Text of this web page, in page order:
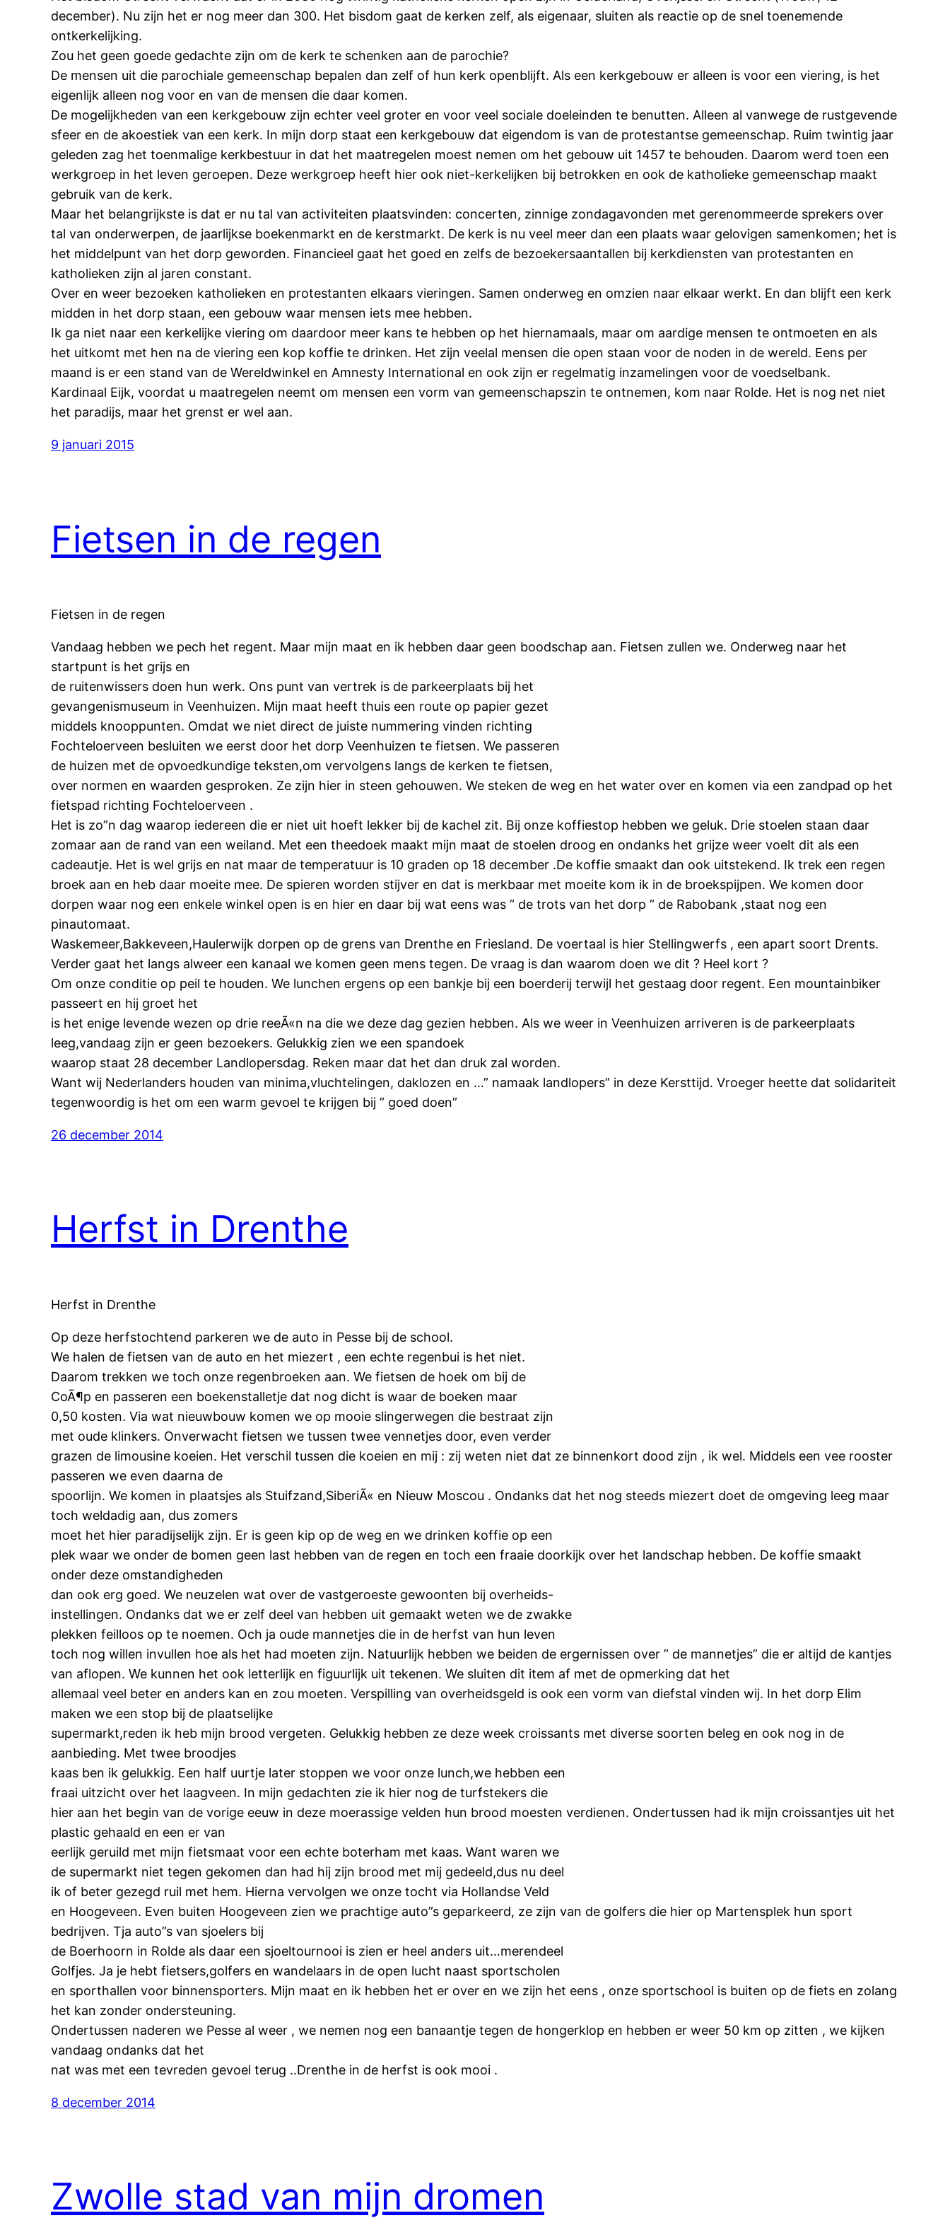
december). Nu zijn het er nog meer dan 300. Het bisdom gaat de kerken zelf, als eigenaar, sluiten als reactie op de snel toenemende
ontkerkelijking.
Zou het geen goede gedachte zijn om de kerk te schenken aan de parochie?
De mensen uit die parochiale gemeenschap bepalen dan zelf of hun kerk openblijft. Als een kerkgebouw er alleen is voor een viering, is het
eigenlijk alleen nog voor en van de mensen die daar komen.
De mogelijkheden van een kerkgebouw zijn echter veel groter en voor veel sociale doeleinden te benutten. Alleen al vanwege de rustgevende
sfeer en de akoestiek van een kerk. In mijn dorp staat een kerkgebouw dat eigendom is van de protestantse gemeenschap. Ruim twintig jaar
geleden zag het toenmalige kerkbestuur in dat het maatregelen moest nemen om het gebouw uit 1457 te behouden. Daarom werd toen een
werkgroep in het leven geroepen. Deze werkgroep heeft hier ook niet-kerkelijken bij betrokken en ook de katholieke gemeenschap maakt
gebruik van de kerk.
Maar het belangrijkste is dat er nu tal van activiteiten plaatsvinden: concerten, zinnige zondagavonden met gerenommeerde sprekers over
tal van onderwerpen, de jaarlijkse boekenmarkt en de kerstmarkt. De kerk is nu veel meer dan een plaats waar gelovigen samenkomen; het is
het middelpunt van het dorp geworden. Financieel gaat het goed en zelfs de bezoekersaantallen bij kerkdiensten van protestanten en
katholieken zijn al jaren constant.
Over en weer bezoeken katholieken en protestanten elkaars vieringen. Samen onderweg en omzien naar elkaar werkt. En dan blijft een kerk
midden in het dorp staan, een gebouw waar mensen iets mee hebben.
Ik ga niet naar een kerkelijke viering om daardoor meer kans te hebben op het hiernamaals, maar om aardige mensen te ontmoeten en als
het uitkomt met hen na de viering een kop koffie te drinken. Het zijn veelal mensen die open staan voor de noden in de wereld. Eens per
maand is er een stand van de Wereldwinkel en Amnesty International en ook zijn er regelmatig inzamelingen voor de voedselbank.
Kardinaal Eijk, voordat u maatregelen neemt om mensen een vorm van gemeenschapszin te ontnemen, kom naar Rolde. Het is nog net niet
het paradijs, maar het grenst er wel aan.
9 januari 2015
Fietsen in de regen
Fietsen in de regen
Vandaag hebben we pech het regent. Maar mijn maat en ik hebben daar geen boodschap aan. Fietsen zullen we. Onderweg naar het
startpunt is het grijs en
de ruitenwissers doen hun werk. Ons punt van vertrek is de parkeerplaats bij het
gevangenismuseum in Veenhuizen. Mijn maat heeft thuis een route op papier gezet
middels knooppunten. Omdat we niet direct de juiste nummering vinden richting
Fochteloerveen besluiten we eerst door het dorp Veenhuizen te fietsen. We passeren
de huizen met de opvoedkundige teksten,om vervolgens langs de kerken te fietsen,
over normen en waarden gesproken. Ze zijn hier in steen gehouwen. We steken de weg en het water over en komen via een zandpad op het
fietspad richting Fochteloerveen .
Het is zo”n dag waarop iedereen die er niet uit hoeft lekker bij de kachel zit. Bij onze koffiestop hebben we geluk. Drie stoelen staan daar
zomaar aan de rand van een weiland. Met een theedoek maakt mijn maat de stoelen droog en ondanks het grijze weer voelt dit als een
cadeautje. Het is wel grijs en nat maar de temperatuur is 10 graden op 18 december .De koffie smaakt dan ook uitstekend. Ik trek een regen
broek aan en heb daar moeite mee. De spieren worden stijver en dat is merkbaar met moeite kom ik in de broekspijpen. We komen door
dorpen waar nog een enkele winkel open is en hier en daar bij wat eens was ” de trots van het dorp ” de Rabobank ,staat nog een
pinautomaat.
Waskemeer,Bakkeveen,Haulerwijk dorpen op de grens van Drenthe en Friesland. De voertaal is hier Stellingwerfs , een apart soort Drents.
Verder gaat het langs alweer een kanaal we komen geen mens tegen. De vraag is dan waarom doen we dit ? Heel kort ?
Om onze conditie op peil te houden. We lunchen ergens op een bankje bij een boerderij terwijl het gestaag door regent. Een mountainbiker
passeert en hij groet het
is het enige levende wezen op drie reeÃ«n na die we deze dag gezien hebben. Als we weer in Veenhuizen arriveren is de parkeerplaats
leeg,vandaag zijn er geen bezoekers. Gelukkig zien we een spandoek
waarop staat 28 december Landlopersdag. Reken maar dat het dan druk zal worden.
Want wij Nederlanders houden van minima,vluchtelingen, daklozen en …” namaak landlopers” in deze Kersttijd. Vroeger heette dat solidariteit
tegenwoordig is het om een warm gevoel te krijgen bij ” goed doen”
26 december 2014
Herfst in Drenthe
Herfst in Drenthe
Op deze herfstochtend parkeren we de auto in Pesse bij de school.
We halen de fietsen van de auto en het miezert , een echte regenbui is het niet.
Daarom trekken we toch onze regenbroeken aan. We fietsen de hoek om bij de
CoÃ¶p en passeren een boekenstalletje dat nog dicht is waar de boeken maar
0,50 kosten. Via wat nieuwbouw komen we op mooie slingerwegen die bestraat zijn
met oude klinkers. Onverwacht fietsen we tussen twee vennetjes door, even verder
grazen de limousine koeien. Het verschil tussen die koeien en mij : zij weten niet dat ze binnenkort dood zijn , ik wel. Middels een vee rooster
passeren we even daarna de
spoorlijn. We komen in plaatsjes als Stuifzand,SiberiÃ« en Nieuw Moscou . Ondanks dat het nog steeds miezert doet de omgeving leeg maar
toch weldadig aan, dus zomers
moet het hier paradijselijk zijn. Er is geen kip op de weg en we drinken koffie op een
plek waar we onder de bomen geen last hebben van de regen en toch een fraaie doorkijk over het landschap hebben. De koffie smaakt
onder deze omstandigheden
dan ook erg goed. We neuzelen wat over de vastgeroeste gewoonten bij overheids-
instellingen. Ondanks dat we er zelf deel van hebben uit gemaakt weten we de zwakke
plekken feilloos op te noemen. Och ja oude mannetjes die in de herfst van hun leven
toch nog willen invullen hoe als het had moeten zijn. Natuurlijk hebben we beiden de ergernissen over ” de mannetjes” die er altijd de kantjes
van aflopen. We kunnen het ook letterlijk en figuurlijk uit tekenen. We sluiten dit item af met de opmerking dat het
allemaal veel beter en anders kan en zou moeten. Verspilling van overheidsgeld is ook een vorm van diefstal vinden wij. In het dorp Elim
maken we een stop bij de plaatselijke
supermarkt,reden ik heb mijn brood vergeten. Gelukkig hebben ze deze week croissants met diverse soorten beleg en ook nog in de
aanbieding. Met twee broodjes
kaas ben ik gelukkig. Een half uurtje later stoppen we voor onze lunch,we hebben een
fraai uitzicht over het laagveen. In mijn gedachten zie ik hier nog de turfstekers die
hier aan het begin van de vorige eeuw in deze moerassige velden hun brood moesten verdienen. Ondertussen had ik mijn croissantjes uit het
plastic gehaald en een er van
eerlijk geruild met mijn fietsmaat voor een echte boterham met kaas. Want waren we
de supermarkt niet tegen gekomen dan had hij zijn brood met mij gedeeld,dus nu deel
ik of beter gezegd ruil met hem. Hierna vervolgen we onze tocht via Hollandse Veld
en Hoogeveen. Even buiten Hoogeveen zien we prachtige auto”s geparkeerd, ze zijn van de golfers die hier op Martensplek hun sport
bedrijven. Tja auto”s van sjoelers bij
de Boerhoorn in Rolde als daar een sjoeltournooi is zien er heel anders uit…merendeel
Golfjes. Ja je hebt fietsers,golfers en wandelaars in de open lucht naast sportscholen
en sporthallen voor binnensporters. Mijn maat en ik hebben het er over en we zijn het eens , onze sportschool is buiten op de fiets en zolang
het kan zonder ondersteuning.
Ondertussen naderen we Pesse al weer , we nemen nog een banaantje tegen de hongerklop en hebben er weer 50 km op zitten , we kijken
vandaag ondanks dat het
nat was met een tevreden gevoel terug ..Drenthe in de herfst is ook mooi .
8 december 2014
Zwolle stad van mijn dromen